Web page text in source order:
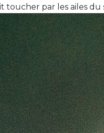
toucher par les ailes du